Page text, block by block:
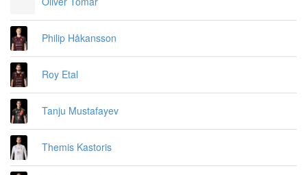
Philip Håkansson
Roy Etal
Tanju Mustafayev
Themis Kastoris